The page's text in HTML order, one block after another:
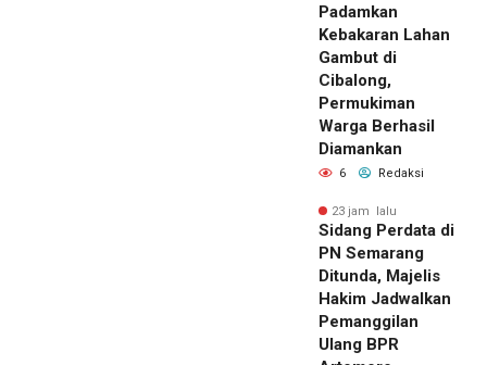
Padamkan
Kebakaran Lahan
Gambut di
Cibalong,
Permukiman
Warga Berhasil
Diamankan
6 Redaksi
23 jam lalu
Sidang Perdata di
PN Semarang
Ditunda, Majelis
Hakim Jadwalkan
Pemanggilan
Ulang BPR